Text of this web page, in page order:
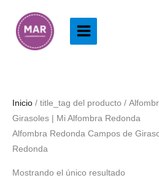
contenido
Inicio / title_tag del producto /
Girasoles | Mi Alfombra Redonda
Alfombra Redonda Campos de
Redonda
Mostrando el único resultado